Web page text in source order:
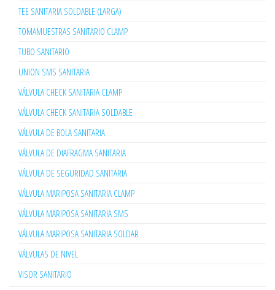
TEE SANITARIA SOLDABLE (LARGA)
TOMAMUESTRAS SANITARIO CLAMP
TUBO SANITARIO
UNION SMS SANITARIA
VÁLVULA CHECK SANITARIA CLAMP
VÁLVULA CHECK SANITARIA SOLDABLE
VÁLVULA DE BOLA SANITARIA
VÁLVULA DE DIAFRAGMA SANITARIA
VÁLVULA DE SEGURIDAD SANITARIA
VÁLVULA MARIPOSA SANITARIA CLAMP
VÁLVULA MARIPOSA SANITARIA SMS
VÁLVULA MARIPOSA SANITARIA SOLDAR
VÁLVULAS DE NIVEL
VISOR SANITARIO